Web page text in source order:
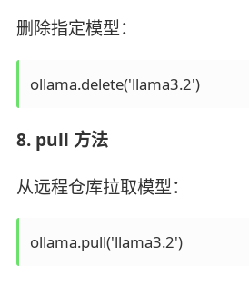
删除指定模型：
ollama.delete('llama3.2')
8. pull 方法
从远程仓库拉取模型：
ollama.pull('llama3.2')